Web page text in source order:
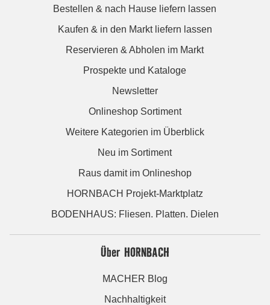
Bestellen & nach Hause liefern lassen
Kaufen & in den Markt liefern lassen
Reservieren & Abholen im Markt
Prospekte und Kataloge
Newsletter
Onlineshop Sortiment
Weitere Kategorien im Überblick
Neu im Sortiment
Raus damit im Onlineshop
HORNBACH Projekt-Marktplatz
BODENHAUS: Fliesen. Platten. Dielen
Über HORNBACH
MACHER Blog
Nachhaltigkeit